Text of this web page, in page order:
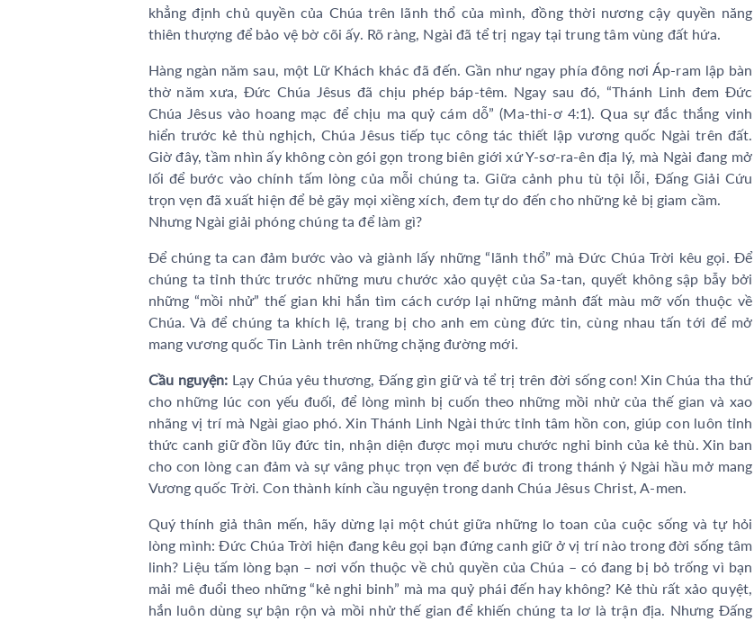
khẳng định chủ quyền của Chúa trên lãnh thổ của mình, đồng thời nương cậy quyền năng
thiên thượng để bảo vệ bờ cõi ấy. Rõ ràng, Ngài đã tể trị ngay tại trung tâm vùng đất hứa.
Hàng ngàn năm sau, một Lữ Khách khác đã đến. Gần như ngay phía đông nơi Áp-ram lập bàn
thờ năm xưa, Đức Chúa Jêsus đã chịu phép báp-têm. Ngay sau đó, “Thánh Linh đem Đức
Chúa Jêsus vào hoang mạc để chịu ma quỷ cám dỗ” (Ma-thi-ơ 4:1). Qua sự đắc thắng vinh
hiển trước kẻ thù nghịch, Chúa Jêsus tiếp tục công tác thiết lập vương quốc Ngài trên đất.
Giờ đây, tầm nhìn ấy không còn gói gọn trong biên giới xứ Y-sơ-ra-ên địa lý, mà Ngài đang mở
lối để bước vào chính tấm lòng của mỗi chúng ta. Giữa cảnh phu tù tội lỗi, Đấng Giải Cứu
trọn vẹn đã xuất hiện để bẻ gãy mọi xiềng xích, đem tự do đến cho những kẻ bị giam cầm.
Nhưng Ngài giải phóng chúng ta để làm gì?
Để chúng ta can đảm bước vào và giành lấy những “lãnh thổ” mà Đức Chúa Trời kêu gọi. Để
chúng ta tỉnh thức trước những mưu chước xảo quyệt của Sa-tan, quyết không sập bẫy bởi
những “mồi nhử” thế gian khi hắn tìm cách cướp lại những mảnh đất màu mỡ vốn thuộc về
Chúa. Và để chúng ta khích lệ, trang bị cho anh em cùng đức tin, cùng nhau tấn tới để mở
mang vương quốc Tin Lành trên những chặng đường mới.
Cầu nguyện: Lạy Chúa yêu thương, Đấng gìn giữ và tể trị trên đời sống con! Xin Chúa tha thứ
cho những lúc con yếu đuối, để lòng mình bị cuốn theo những mồi nhử của thế gian và xao
nhãng vị trí mà Ngài giao phó. Xin Thánh Linh Ngài thức tỉnh tâm hồn con, giúp con luôn tỉnh
thức canh giữ đồn lũy đức tin, nhận diện được mọi mưu chước nghi binh của kẻ thù. Xin ban
cho con lòng can đảm và sự vâng phục trọn vẹn để bước đi trong thánh ý Ngài hầu mở mang
Vương quốc Trời. Con thành kính cầu nguyện trong danh Chúa Jêsus Christ, A-men.
Quý thính giả thân mến, hãy dừng lại một chút giữa những lo toan của cuộc sống và tự hỏi
lòng mình: Đức Chúa Trời hiện đang kêu gọi bạn đứng canh giữ ở vị trí nào trong đời sống tâm
linh? Liệu tấm lòng bạn – nơi vốn thuộc về chủ quyền của Chúa – có đang bị bỏ trống vì bạn
mải mê đuổi theo những “kẻ nghi binh” mà ma quỷ phái đến hay không? Kẻ thù rất xảo quyệt,
hắn luôn dùng sự bận rộn và mồi nhử thế gian để khiến chúng ta lơ là trận địa. Nhưng Đấng